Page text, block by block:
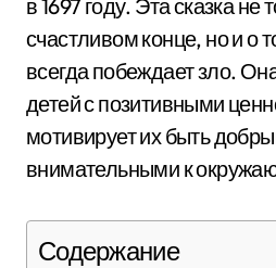
в 1697 году. Эта сказка не
счастливом конце, но и о
всегда побеждает зло.
детей с позитивными
мотивирует их быть
внимательными к
Содержание